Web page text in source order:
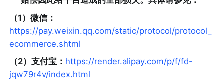
（1）微信：
https://pay.weixin.qq.com/static/protocol/protocol_
ecommerce.shtml
（2）支付宝： https://render.alipay.com/p/f/fd-
jqw79r4v/index.html